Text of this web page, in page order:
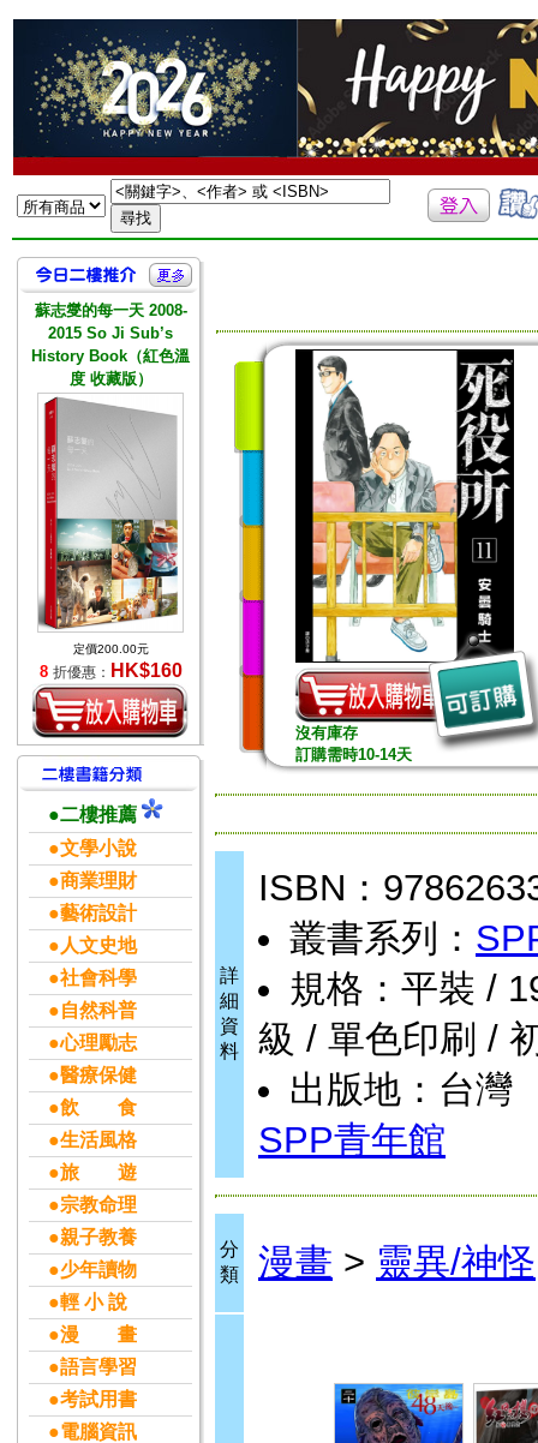
蘇志燮的每一天 2008-
2015 So Ji Sub’s
History Book（紅色溫
度 收藏版）
定價200.00元
8 折優惠： HK$160
●二樓推薦
●文學小說
●商業理財
●藝術設計
●人文史地
●社會科學
●自然科普
●心理勵志
●醫療保健
●飲 食
●生活風格
●旅 遊
●宗教命理
●親子教養
●少年讀物
●輕 小 說
●漫 畫
●語言學習
●考試用書
●電腦資訊
沒有庫存
訂購需時10-14天
詳
細
資
料
ISBN：
叢書系列：
規格：平裝 /
級 / 單色印刷 /
出版地：台灣
SPP青年館
分
類
漫畫 > 靈異/神怪